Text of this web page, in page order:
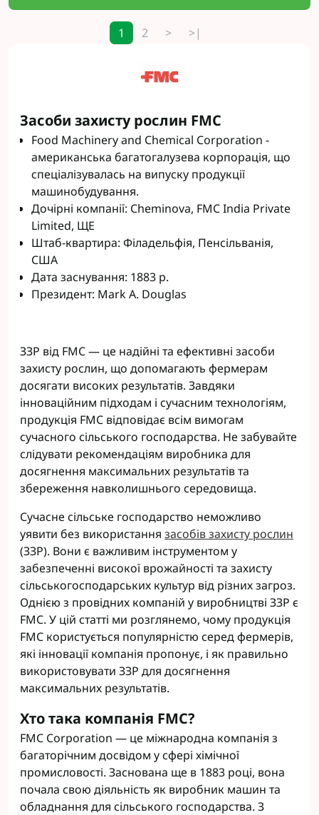
1 2 > >|
Засоби захисту рослин FMC
Food Machinery and Chemical Corporation -
американська багатогалузева корпорація, що
спеціалізувалась на випуску продукції
машинобудування.
Дочірні компанії: Cheminova, FMC India Private
Limited, ЩЕ
Штаб-квартира: Філадельфія, Пенсільванія,
США
Дата заснування: 1883 р.
Президент: Mark A. Douglas
ЗЗР від FMC — це надійні та ефективні засоби
захисту рослин, що допомагають фермерам
досягати високих результатів. Завдяки
інноваційним підходам і сучасним технологіям,
продукція FMC відповідає всім вимогам
сучасного сільського господарства. Не забувайте
слідувати рекомендаціям виробника для
досягнення максимальних результатів та
збереження навколишнього середовища.
Сучасне сільське господарство неможливо
уявити без використання засобів захисту рослин
(ЗЗР). Вони є важливим інструментом у
забезпеченні високої врожайності та захисту
сільськогосподарських культур від різних загроз.
Однією з провідних компаній у виробництві ЗЗР є
FMC. У цій статті ми розглянемо, чому продукція
FMC користується популярністю серед фермерів,
які інновації компанія пропонує, і як правильно
використовувати ЗЗР для досягнення
максимальних результатів.
Хто така компанія FMC?
FMC Corporation — це міжнародна компанія з
багаторічним досвідом у сфері хімічної
промисловості. Заснована ще в 1883 році, вона
почала свою діяльність як виробник машин та
обладнання для сільського господарства. З